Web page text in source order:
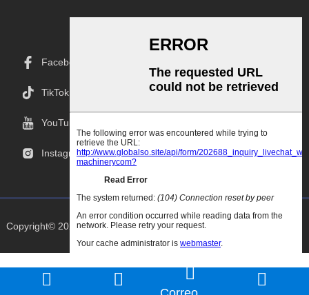
Facebook
TikTok
YouTube
Instagram
Copyright© 2025 Goodao.Cn Todos Los Derechos Reservados